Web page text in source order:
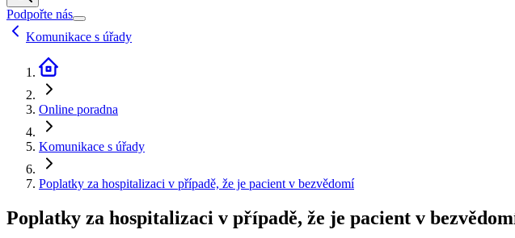
Podpořte nás
Komunikace s úřady
Online poradna
Komunikace s úřady
Poplatky za hospitalizaci v případě, že je pacient v bezvědomí
Poplatky za hospitalizaci v případě, že je pacient v